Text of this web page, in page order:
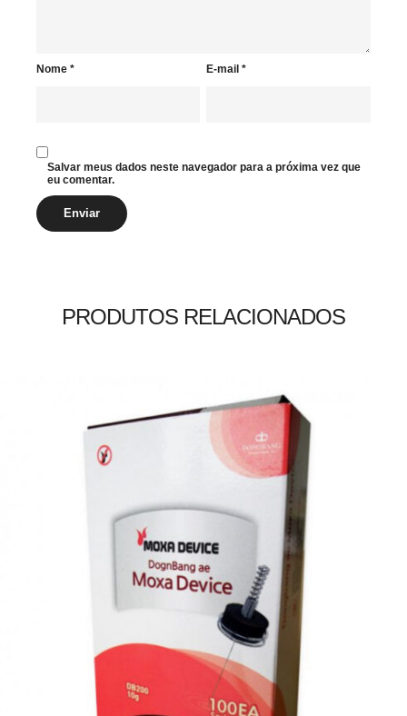
Nome * E-mail*
Salvar meus dados neste navegador para a próxima vez que
eu comentar.
PRODUTOS RELACIONADOS
48,00